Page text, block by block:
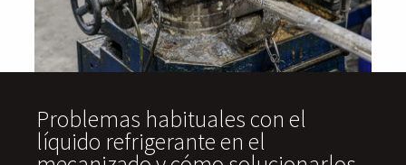
Problemas habituales con el
líquido refrigerante en el